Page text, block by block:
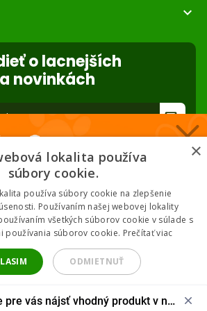
expand_more
lacnejšie!
o lacnejších
novinkách
forward_to_inbox
ceny 🏆
produkty. 2 % cashback. Členstvo zadarmo.
Chcem klubové ceny
so zásadami spracovania údajov.
pre vás nájsť vhodný produkt v našom
×
lokalita používa
súbory cookie.
používa súbory cookie na zlepšenie
Používaním našej webovej lokality
všetkých súborov cookie v súlade s
používania súborov cookie. Prečítať viac
ODMIETNUŤ